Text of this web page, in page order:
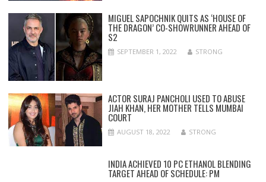
MIGUEL SAPOCHNIK QUITS AS ‘HOUSE OF
THE DRAGON’ CO-SHOWRUNNER AHEAD OF
S2
SEPTEMBER 1, 2022 STRONG
ACTOR SURAJ PANCHOLI USED TO ABUSE
JIAH KHAN, HER MOTHER TELLS MUMBAI
COURT
AUGUST 18, 2022 STRONG
INDIA ACHIEVED 10 PC ETHANOL BLENDING
TARGET AHEAD OF SCHEDULE: PM